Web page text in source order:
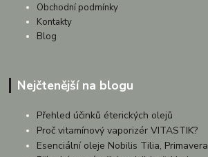
Obchodní podmínky
Kontakty
Blog
Nejčtenější na blogu
Přehled účinků éterických olejů
Proč vitamínový vaporizér VITASTIK?
Esenciální oleje Nobilis Tilia, Primavera